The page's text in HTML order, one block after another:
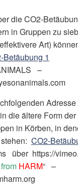
die CO2-
in Gruppen zu
Art)
Betäubung 1
–
die ältere Form
in Körben, in
CO2-
über https://
HARM“ –